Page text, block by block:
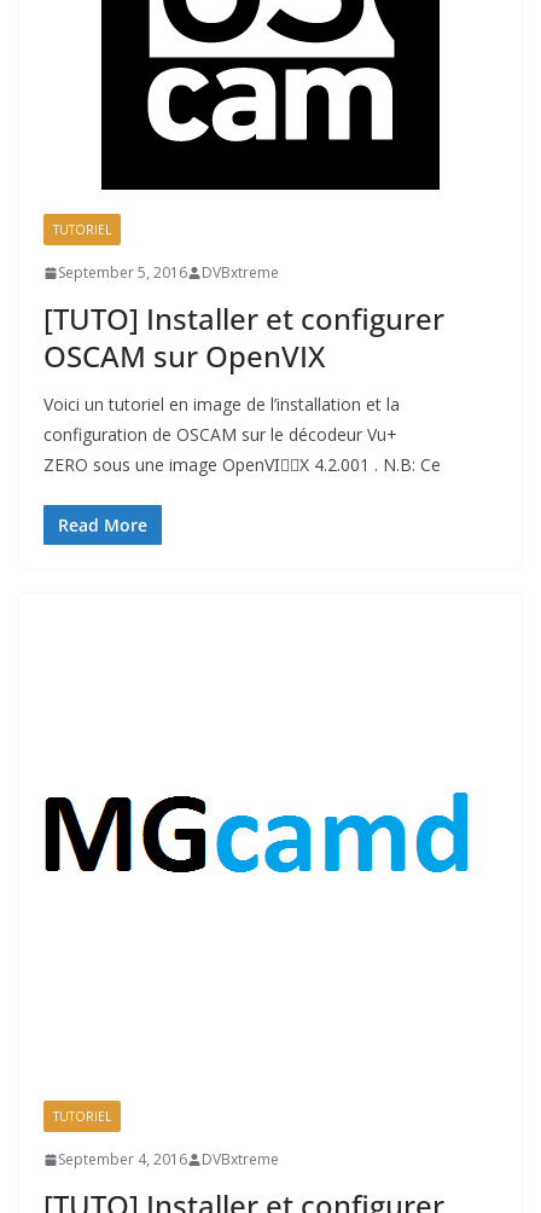
TUTORIEL
September 5, 2016 DVBxtreme
[TUTO] Installer et configurer
OSCAM sur OpenVIX
Voici un tutoriel en image de l’installation et la
configuration de OSCAM sur le décodeur Vu+
ZERO sous une image OpenVIْْX 4.2.001 . N.B: Ce
Read More
TUTORIEL
September 4, 2016 DVBxtreme